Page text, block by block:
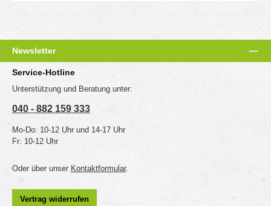
Newsletter
Service-Hotline
Unterstützung und Beratung unter:
040 - 882 159 333
Mo-Do: 10-12 Uhr und 14-17 Uhr
Fr: 10-12 Uhr
Oder über unser Kontaktformular.
Vertrag widerrufen